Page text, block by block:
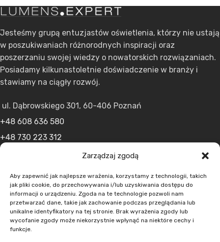
Zarządzaj zgodą
Aby zapewnić jak najlepsze wrażenia, korzystamy z technologii, takich
jak pliki cookie, do przechowywania i/lub uzyskiwania dostępu do
informacji o urządzeniu. Zgoda na te technologie pozwoli nam
przetwarzać dane, takie jak zachowanie podczas przeglądania lub
unikalne identyfikatory na tej stronie. Brak wyrażenia zgody lub
wycofanie zgody może niekorzystnie wpłynąć na niektóre cechy i
funkcje.
Jesteśmy grupą entuzjastów oświetlenia, którzy nie ustają
w poszukiwaniach różnorodnych inspiracji oraz
poszerzaniu swojej wiedzy o nowatorskich rozwiązaniach.
Posiadamy kilkunastoletnie doświadczenie w branży i
stawiamy na ciągły rozwój.
ul. Dąbrowskiego 301, 60-406 Poznań
+48 608 636 580
+48 730 223 312
MENU